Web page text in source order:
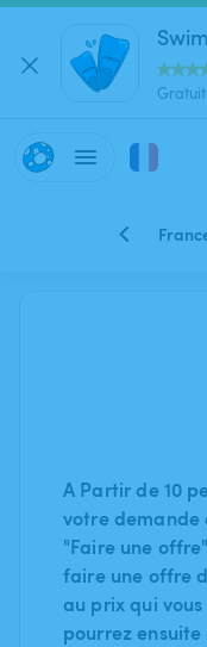
A Partir de 10
votre demande
"Faire une
faire une offre
au prix qui
pourrez